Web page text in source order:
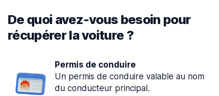
De quoi avez-vous besoin pour
récupérer la voiture ?
Permis de conduire
Un permis de conduire valable au nom
du conducteur principal.